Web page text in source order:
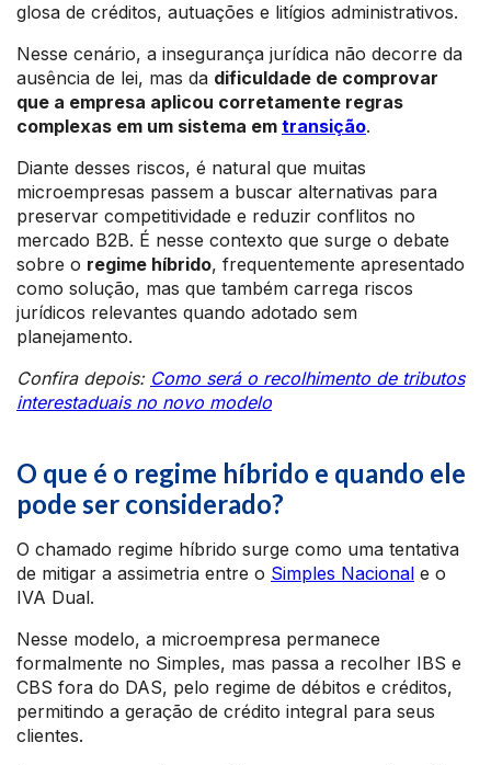
glosa de créditos, autuações e litígios administrativos.
Nesse cenário, a insegurança jurídica não decorre da
ausência de lei, mas da dificuldade de comprovar
que a empresa aplicou corretamente regras
complexas em um sistema em transição.
Diante desses riscos, é natural que muitas
microempresas passem a buscar alternativas para
preservar competitividade e reduzir conflitos no
mercado B2B. É nesse contexto que surge o debate
sobre o regime híbrido, frequentemente apresentado
como solução, mas que também carrega riscos
jurídicos relevantes quando adotado sem
planejamento.
Confira depois: Como será o recolhimento de tributos
interestaduais no novo modelo
O que é o regime híbrido e quando ele
pode ser considerado?
O chamado regime híbrido surge como uma tentativa
de mitigar a assimetria entre o Simples Nacional e o
IVA Dual.
Nesse modelo, a microempresa permanece
formalmente no Simples, mas passa a recolher IBS e
CBS fora do DAS, pelo regime de débitos e créditos,
permitindo a geração de crédito integral para seus
clientes.